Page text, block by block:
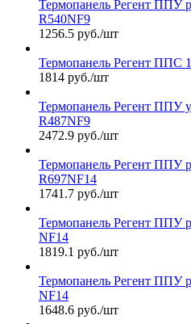
Термопанель Регент ППУ
R540NF9
1256.5 руб./шт
Термопанель Регент ППС
1814 руб./шт
Термопанель Регент ППУ
R487NF9
2472.9 руб./шт
Термопанель Регент ППУ
R697NF14
1741.7 руб./шт
Термопанель Регент ППУ
NF14
1819.1 руб./шт
Термопанель Регент ППУ
NF14
1648.6 руб./шт